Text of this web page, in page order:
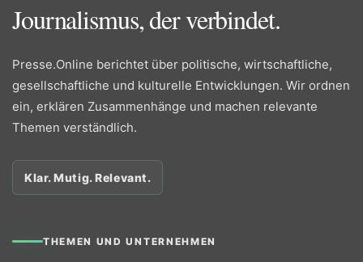
Journalismus, der verbindet.
Presse.Online berichtet über politische, wirtschaftliche,
gesellschaftliche und kulturelle Entwicklungen. Wir ordnen
ein, erklären Zusammenhänge und machen relevante
Themen verständlich.
Klar. Mutig. Relevant.
THEMEN UND UNTERNEHMEN